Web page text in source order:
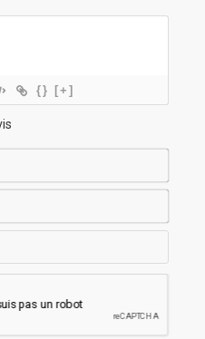
{} [+]
Nom*
E-